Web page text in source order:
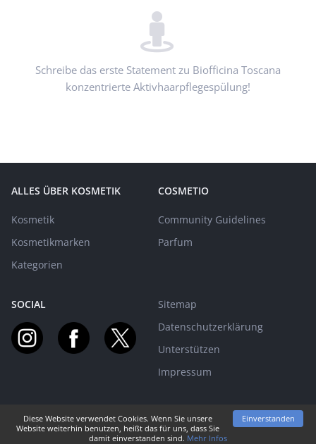
Schreibe das erste Statement zu Biofficina Toscana
konzentrierte Aktivhaarpflegespülung!
ALLES ÜBER KOSMETIK
Kosmetik
Kosmetikmarken
Kategorien
COSMETIO
Community Guidelines
Parfum
SOCIAL
Sitemap
Datenschutzerklärung
Unterstützen
Impressum
MIT EUCH AUF BEAUTY-REISE SEIT 2015! | © PARFUMOEinverstanden
Diese Website verwendet Cookies. Wenn Sie unsere
Website weiterhin benutzen, heißt das für uns, dass Sie
damit einverstanden sind. Mehr Infos